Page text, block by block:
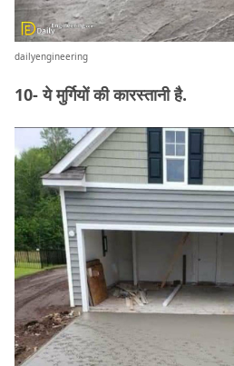
dailyengineering
10- ये मुर्गियों की कारस्तानी है.